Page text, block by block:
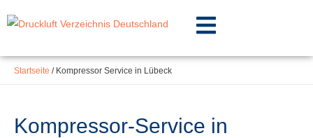
springen
Inhalt
Startseite / Kompressor Service in Lübeck
Kompressor-Service in